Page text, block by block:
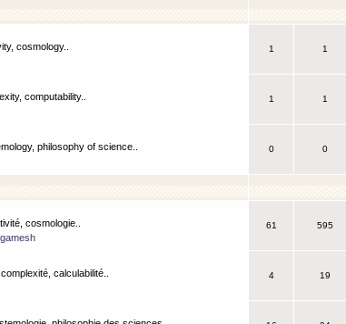
cosmology..
1 1
computability..
1 1
philosophy of science..
0 0
cosmologie..
61 595
calculabilité..
4 19